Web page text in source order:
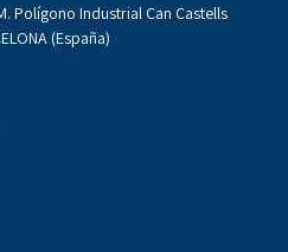
Polígono Industrial Can Castells
(España)